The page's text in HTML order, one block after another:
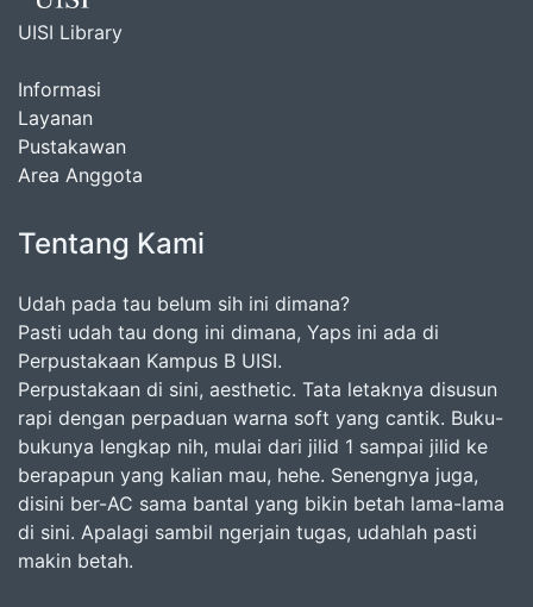
UISI Library
Informasi
Layanan
Pustakawan
Area Anggota
Tentang Kami
Udah pada tau belum sih ini dimana?
Pasti udah tau dong ini dimana, Yaps ini ada di
Perpustakaan Kampus B UISI.
Perpustakaan di sini, aesthetic. Tata letaknya disusun
rapi dengan perpaduan warna soft yang cantik. Buku-
bukunya lengkap nih, mulai dari jilid 1 sampai jilid ke
berapapun yang kalian mau, hehe. Senengnya juga,
disini ber-AC sama bantal yang bikin betah lama-lama
di sini. Apalagi sambil ngerjain tugas, udahlah pasti
makin betah.